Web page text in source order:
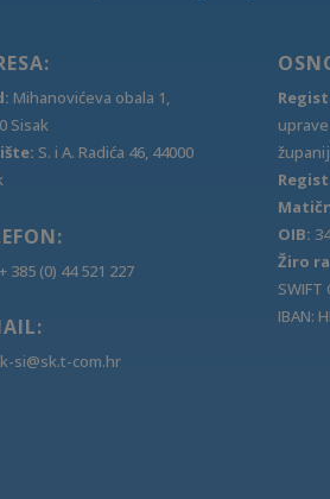
Mihanovićeva obala 1,
Sisak
S. i A. Radića 46, 44000
+ 385 (0) 44 521 227
si@sk.t-com.hr
OIB:
Žiro
SWIFT
IBAN: